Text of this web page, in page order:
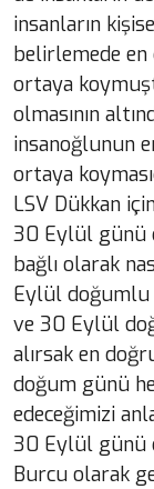
insanların
belirlemede
ortaya
olmasının
insanoğlunun
ortaya
LSV Dükkan
30 Eylül günü
bağlı olarak
Eylül doğumlu
ve 30 Eylül
alırsak en
doğum günü
edeceğimizi
30 Eylül günü
Burcu olarak